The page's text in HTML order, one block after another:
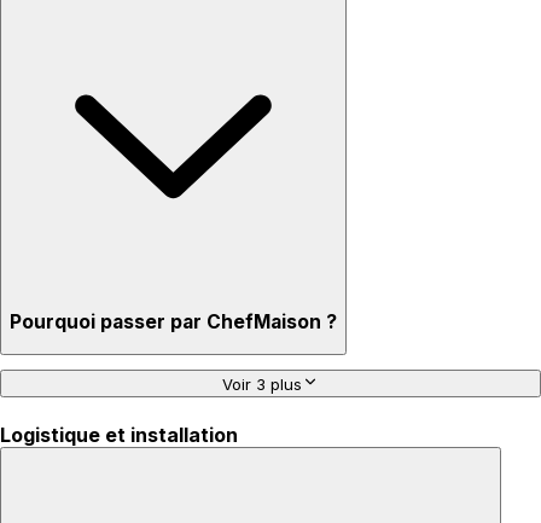
Pourquoi passer par ChefMaison ?
Voir 3 plus
Logistique et installation